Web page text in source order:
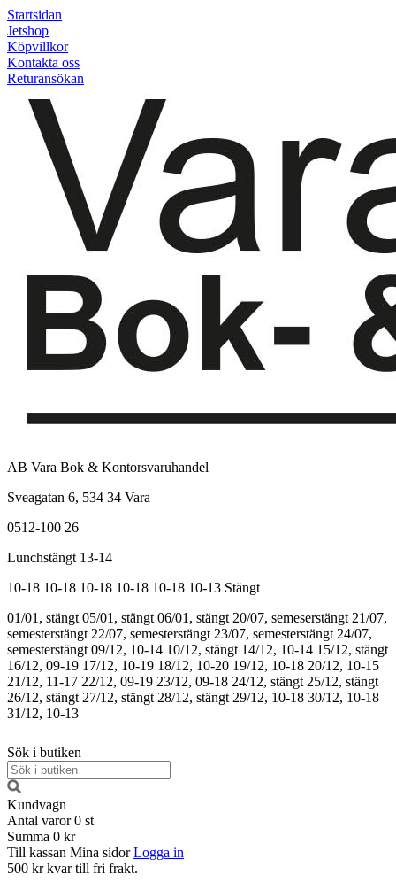
Startsidan
Jetshop
Köpvillkor
Kontakta oss
Returansökan
AB Vara Bok & Kontorsvaruhandel
Sveagatan 6, 534 34 Vara
0512-100 26
Lunchstängt 13-14
10-18 10-18 10-18 10-18 10-18 10-13 Stängt
01/01, stängt 05/01, stängt 06/01, stängt 20/07, semeserstängt 21/07,
semesterstängt 22/07, semesterstängt 23/07, semesterstängt 24/07,
semesterstängt 09/12, 10-14 10/12, stängt 14/12, 10-14 15/12, stängt
16/12, 09-19 17/12, 10-19 18/12, 10-20 19/12, 10-18 20/12, 10-15
21/12, 11-17 22/12, 09-19 23/12, 09-18 24/12, stängt 25/12, stängt
26/12, stängt 27/12, stängt 28/12, stängt 29/12, 10-18 30/12, 10-18
31/12, 10-13
Sök i butiken
Kundvagn
Antal varor 0 st
Summa 0 kr
Till kassan Mina sidor Logga in
500 kr kvar till fri frakt.